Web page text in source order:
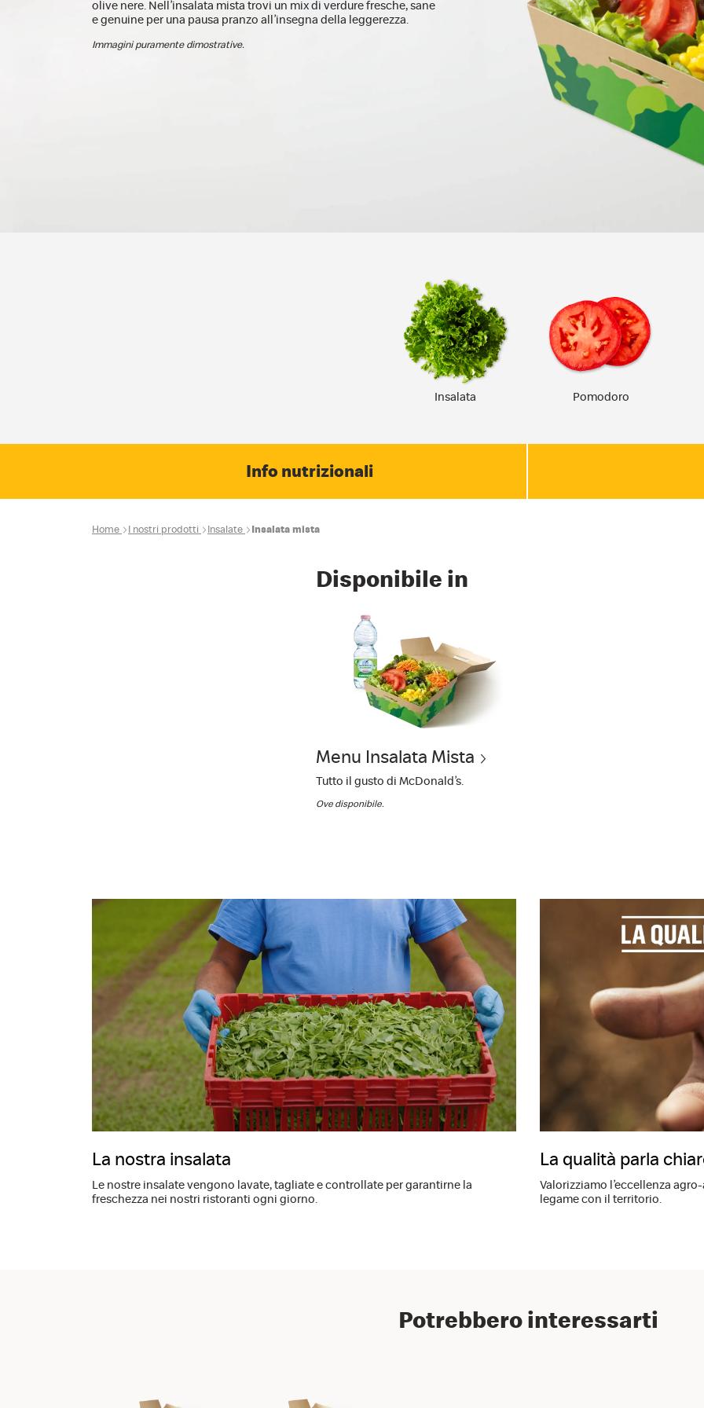
olive nere. Nell’insalata mista trovi un mix di verdure fresche, sane
e genuine per una pausa pranzo all’insegna della leggerezza.
Immagini puramente dimostrative.
Insalata Pomodoro
Info nutrizionali
Home I nostri prodotti Insalate Insalata mista
Disponibile in
Menu Insalata Mista
Tutto il gusto di McDonald’s.
Ove disponibile.
La nostra insalata
Le nostre insalate vengono lavate, tagliate e controllate per garantirne la
freschezza nei nostri ristoranti ogni giorno.
La qualità parla
Valorizziamo l’eccellenza
legame con il territorio.
Potrebbero interessarti